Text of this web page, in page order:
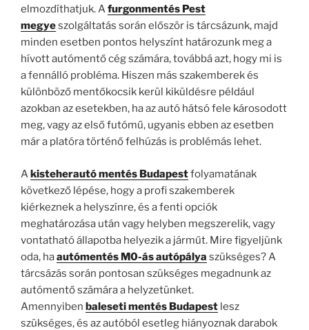
elmozdíthatjuk. Afurgonmentés Pest
megyeszolgáltatás során először is tárcsázunk, majd
minden esetben pontos helyszínt határozunk meg a
hívott autómentő cég számára, továbbá azt, hogy mi is
a fennálló probléma. Hiszen más szakemberek és
különböző mentőkocsik kerül kiküldésre például
azokban az esetekben, ha az autó hátsó fele károsodott
meg, vagy az első futómű, ugyanis ebben az esetben
már a platóra történő felhúzás is problémás lehet.
Akisteherautó mentés Budapestfolyamatának
következő lépése, hogy a profi szakemberek
kiérkeznek a helyszínre, és a fenti opciók
meghatározása után vagy helyben megszerelik, vagy
vontatható állapotba helyezik a járműt. Mire figyeljünk
oda, haautómentés M0-ás autópálya szükséges? A
tárcsázás során pontosan szükséges megadnunk az
autómentő számára a helyzetünket.
Amennyiben baleseti mentés Budapest lesz
szükséges, és az autóból esetleg hiányoznak darabok